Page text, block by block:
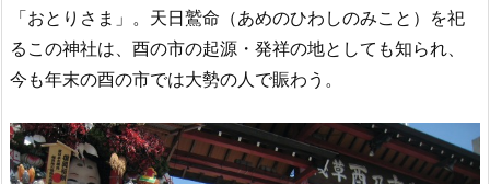
「おとりさま」。天日鷲命（あめのひわしのみこと）を祀
るこの神社は、酉の市の起源・発祥の地としても知られ、
今も年末の酉の市では大勢の人で賑わう。